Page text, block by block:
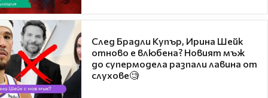
След Брадли Купър, Ирина Шейк
отново е влюбена? Новият мъж
до супермодела разпали лавина от
слухове🧐